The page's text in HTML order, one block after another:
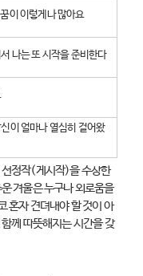
이 이렇게나 많아요
나는 또 시작을 준비한다
이 얼마나 열심히 걸어왔
정작(게시작)을 수상한
겨울은 누구나 외로움을
혼자 견뎌내야 할 것이 아
께 따뜻해지는 시간을 갖